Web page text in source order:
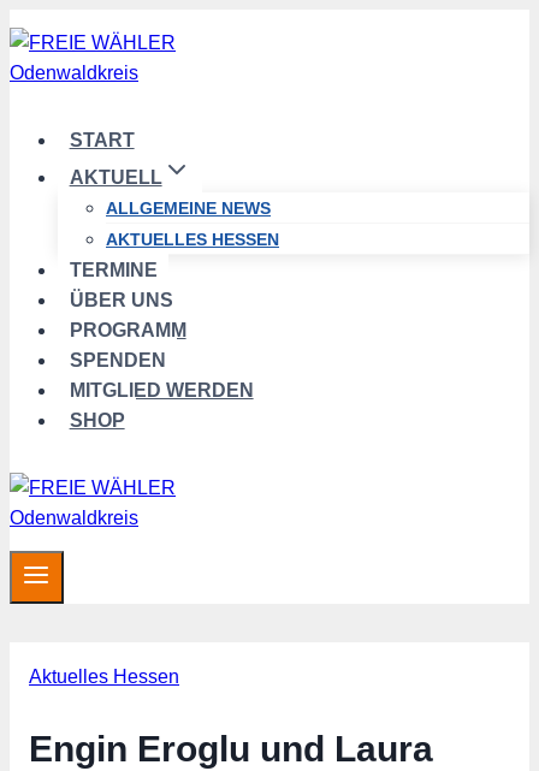
Zum
Inhalt
springen
START
AKTUELL
ALLGEMEINE NEWS
AKTUELLES HESSEN
TERMINE
ÜBER UNS
PROGRAMM
SPENDEN
MITGLIED WERDEN
SHOP
Aktuelles Hessen
Engin Eroglu und Laura